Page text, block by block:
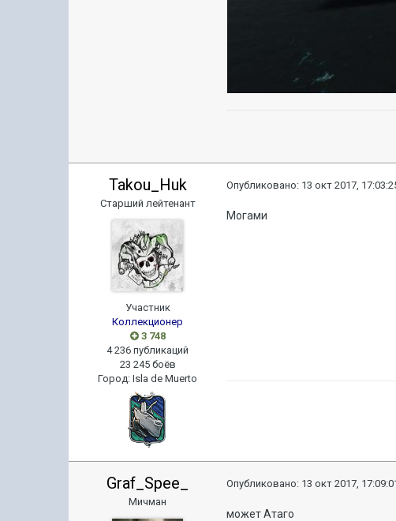
Takou_Huk
Старший лейтенант
Участник
Коллекционер
3 748
4 236 публикаций
23 245 боёв
Город:Isla de Muerto
Опубликовано: 13 окт 2017,
Могами
Graf_Spee_
Мичман
Опубликовано: 13 окт 2017,
может Атаго